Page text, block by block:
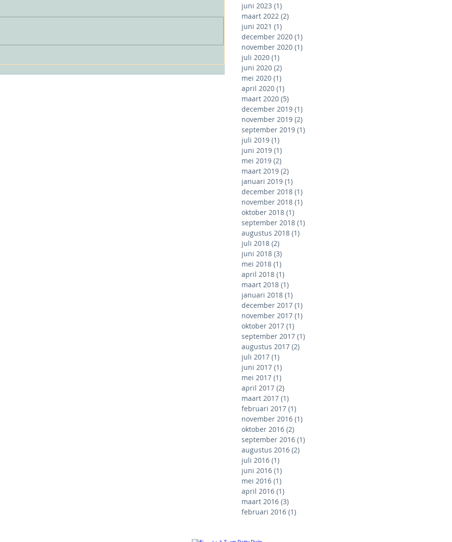
juni 2023 (1)
maart 2022 (2)
juni 2021 (1)
december 2020 (1)
november 2020 (1)
juli 2020 (1)
juni 2020 (2)
mei 2020 (1)
april 2020 (1)
maart 2020 (5)
december 2019 (1)
november 2019 (2)
september 2019 (1)
juli 2019 (1)
juni 2019 (1)
mei 2019 (2)
maart 2019 (2)
januari 2019 (1)
december 2018 (1)
november 2018 (1)
oktober 2018 (1)
september 2018 (1)
augustus 2018 (1)
juli 2018 (2)
juni 2018 (3)
mei 2018 (1)
april 2018 (1)
maart 2018 (1)
januari 2018 (1)
december 2017 (1)
november 2017 (1)
oktober 2017 (1)
september 2017 (1)
augustus 2017 (2)
juli 2017 (1)
juni 2017 (1)
mei 2017 (1)
april 2017 (2)
maart 2017 (1)
februari 2017 (1)
november 2016 (1)
oktober 2016 (2)
september 2016 (1)
augustus 2016 (2)
juli 2016 (1)
juni 2016 (1)
mei 2016 (1)
april 2016 (1)
maart 2016 (3)
februari 2016 (1)